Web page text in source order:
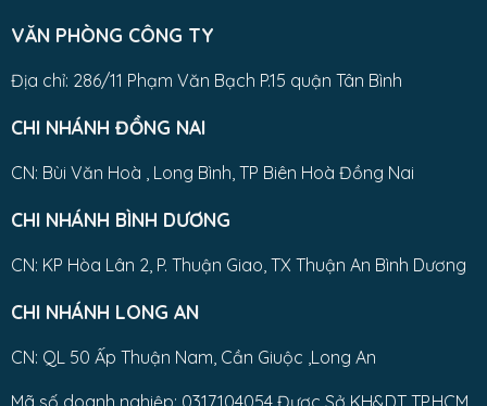
VĂN PHÒNG CÔNG TY
Địa chỉ: 286/11 Phạm Văn Bạch P.15 quận Tân Bình
CHI NHÁNH ĐỒNG NAI
CN: Bùi Văn Hoà , Long Bình, TP Biên Hoà Đồng Nai
CHI NHÁNH BÌNH DƯƠNG
CN: KP Hòa Lân 2, P. Thuận Giao, TX Thuận An Bình Dương
CHI NHÁNH LONG AN
CN: QL 50 Ấp Thuận Nam, Cần Giuộc ,Long An
Mã số doanh nghiệp: 0317104054 Được Sở KH&DT TP.HCM